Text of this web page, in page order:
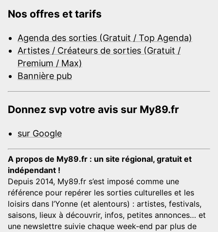
Nos offres et tarifs
Agenda des sorties (Gratuit / Top Agenda)
Artistes / Créateurs de sorties (Gratuit /
Premium / Max)
Bannière pub
Donnez svp votre avis sur My89.fr
sur Google
A propos de My89.fr : un site régional, gratuit et
indépendant !
Depuis 2014, My89.fr s’est imposé comme une
référence pour repérer les sorties culturelles et les
loisirs dans l’Yonne (et alentours) : artistes, festivals,
saisons, lieux à découvrir, infos, petites annonces… et
une newslettre suivie chaque week-end par plus de